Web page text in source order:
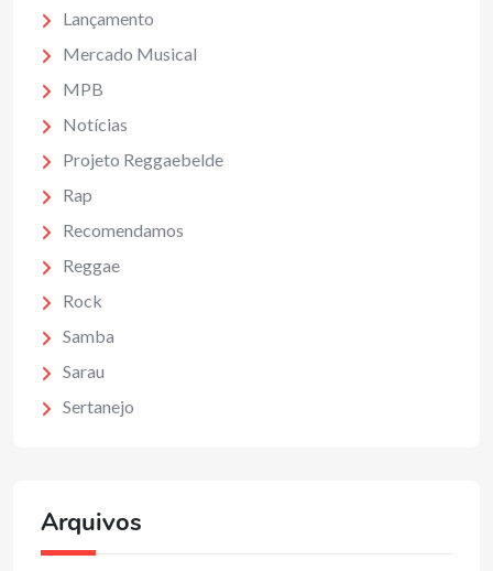
Lançamento
Mercado Musical
MPB
Notícias
Projeto Reggaebelde
Rap
Recomendamos
Reggae
Rock
Samba
Sarau
Sertanejo
Arquivos